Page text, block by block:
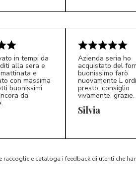
in tempi da
alla sera e
e
con massima
buonissimi
da
S*
Azienda seria ho
acquistato del
buonissimo farò
nuovamente L
presto, consiglio
vivamente, grazie.
Silvia
raccoglie e cataloga i feedback di utenti che